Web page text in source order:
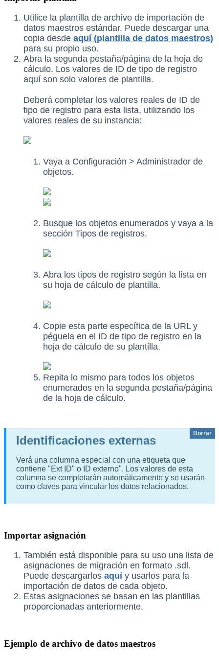
Utilice la plantilla de archivo de importación de
datos maestros estándar. Puede descargar una
copia desde aquí (plantilla de datos maestros)
para su propio uso.
Abra la segunda pestaña/página de la hoja de
cálculo. Los valores de ID de tipo de registro
aquí son solo valores de plantilla.
Deberá completar los valores reales de ID de
tipo de registro para esta lista, utilizando los
valores reales de su instancia:
Vaya a Configuración > Administrador de
objetos.
Busque los objetos enumerados y vaya a la
sección Tipos de registros.
Abra los tipos de registro según la lista en
su hoja de cálculo de plantilla.
Copie esta parte específica de la URL y
péguela en el ID de tipo de registro en la
hoja de cálculo de su plantilla.
Repita lo mismo para todos los objetos
enumerados en la segunda pestaña/página
de la hoja de cálculo.
Borrar
Identificaciones externas
Verá una columna especial con una etiqueta que
contiene "Ext ID" o ID externo". Los valores de esta
columna se completarán automáticamente y se usarán
como claves para vincular los datos relacionados.
Importar asignación
También está disponible para su uso una lista de
asignaciones de migración en formato .sdl.
Puede descargarlos aquíy usarlos para la
importación de datos de cada objeto.
Estas asignaciones se basan en las plantillas
proporcionadas anteriormente.
Ejemplo de archivo de datos maestros